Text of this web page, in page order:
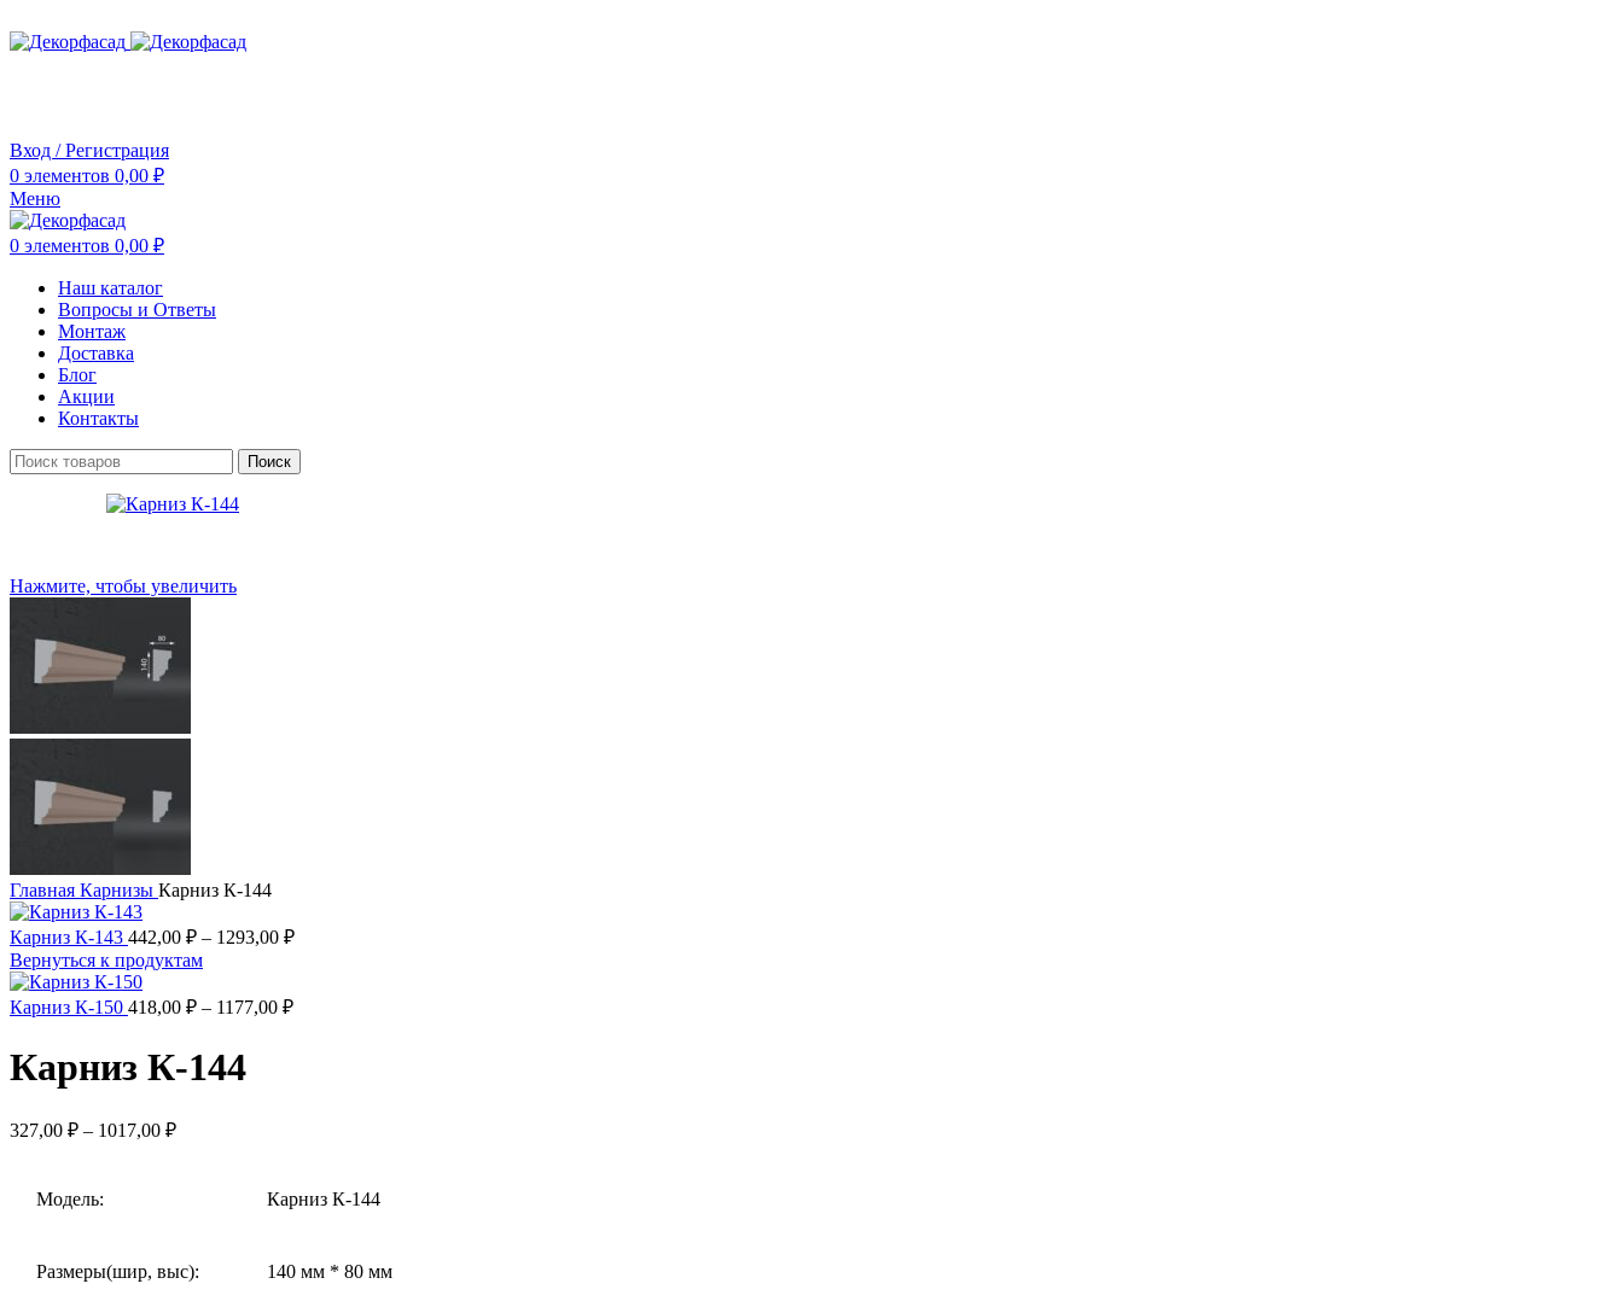
Вход / Регистрация
0 элементов 0,00 ₽
Меню
0 элементов 0,00 ₽
Наш каталог
Вопросы и Ответы
Монтаж
Доставка
Блог
Акции
Контакты
Поиск
Нажмите, чтобы увеличить
Главная Карнизы Карниз К-144
Карниз К-143 442,00 ₽ – 1293,00 ₽
Вернуться к продуктам
Карниз К-150 418,00 ₽ – 1177,00 ₽
Карниз К-144
327,00 ₽ – 1017,00 ₽
Модель: Карниз К-144
Размеры(шир, выс): 140 мм * 80 мм